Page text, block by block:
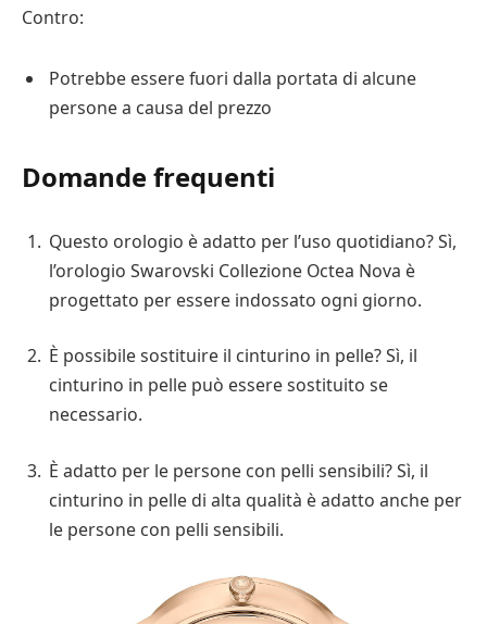
Contro:
Potrebbe essere fuori dalla portata di alcune
persone a causa del prezzo
Domande frequenti
Questo orologio è adatto per l’uso quotidiano? Sì,
l’orologio Swarovski Collezione Octea Nova è
progettato per essere indossato ogni giorno.
È possibile sostituire il cinturino in pelle? Sì, il
cinturino in pelle può essere sostituito se
necessario.
È adatto per le persone con pelli sensibili? Sì, il
cinturino in pelle di alta qualità è adatto anche per
le persone con pelli sensibili.